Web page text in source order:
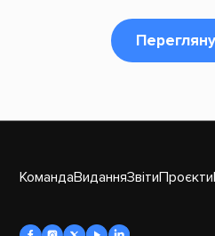
КомандаВиданняЗвітиПроєкти